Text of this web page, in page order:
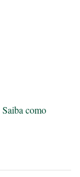
Saiba como